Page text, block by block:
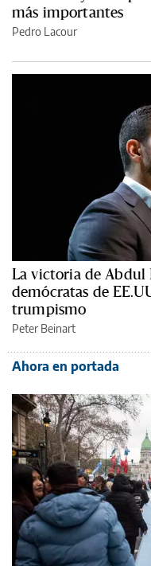
más importantes
Pedro Lacour
La victoria de Abdul
demócratas de
trumpismo
Peter Beinart
Ahora en portada